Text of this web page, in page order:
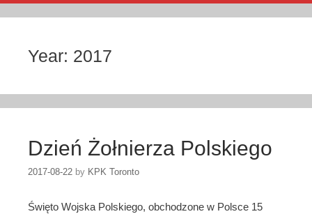
Year: 2017
Dzień Żołnierza Polskiego
2017-08-22 by KPK Toronto
Święto Wojska Polskiego, obchodzone w Polsce 15